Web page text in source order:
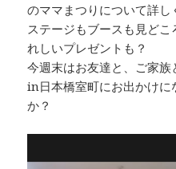
のママまつりについて詳し
ステージもブースも見ど
れしいプレゼントも？
今週末はお友達と、ご家
in日本橋室町にお出かけに
か？